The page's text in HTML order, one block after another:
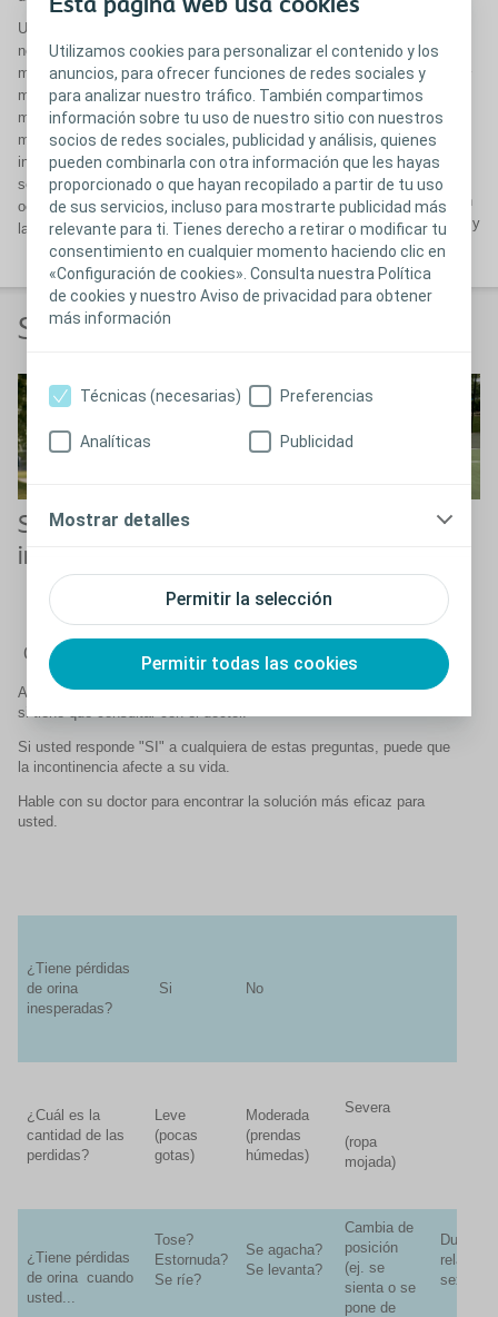
Esta página web usa cookies
Utilizamos cookies para personalizar el contenido y los
anuncios, para ofrecer funciones de redes sociales y
para analizar nuestro tráfico. También compartimos
información sobre tu uso de nuestro sitio con nuestros
socios de redes sociales, publicidad y análisis, quienes
pueden combinarla con otra información que les hayas
proporcionado o que hayan recopilado a partir de tu uso
de sus servicios, incluso para mostrarte publicidad más
relevante para ti. Tienes derecho a retirar o modificar tu
consentimiento en cualquier momento haciendo clic en
«Configuración de cookies». Consulta nuestra Política
de cookies y nuestro Aviso de privacidad para obtener
más información
Permitir la selección
Permitir todas las cookies
Técnicas (necesarias) Preferencias
Analíticas Publicidad
Mostrar detalles
Una de las causas es la causa
neurológica, presentándose con
más frecuencia en las lesiones
medulares bajas, el
mielomeningocele, la esclerosis
múltiple, y las secundarias a
intervenciones quirúrgicas en que
se afecta el nervio pélvico como
ocurre en la cirugía del recto o en
la ginecológica.
el esfínter estriado de la uretra.
Para que la incontinencia urinaria
por goteo esté presente, han de
estar afectados tanto el cuello
vesical como el esfínter estriado
de la uretra, como ocurre en los
pacientes parapléjicos y
mielomeningocele con afectación
neurológica del núcleo simpático y
el núcleo pudendo.
Síntomas y causas
Síntomas de
incontinencia
Lea más sobre SUI
Cerrar
Aquí tiene unas sencillas preguntas que le pueden ayudar a saber
si tiene que consultar con el doctor.
Si usted responde "SI" a cualquiera de estas preguntas, puede que
la incontinencia afecte a su vida.
Hable con su doctor para encontrar la solución más eficaz para
usted.
¿Tiene pérdidas
de orina
inesperadas?
Si No
¿Cuál es la
cantidad de las
perdidas?
Leve
(pocas
gotas)
Moderada
(prendas
húmedas)
Severa
(ropa
mojada)
¿Tiene pérdidas
de orina cuando
usted...
Tose?
Estornuda?
Se ríe?
Se agacha?
Se levanta?
Cambia de
posición
(ej. se
sienta o se
pone de
Durante